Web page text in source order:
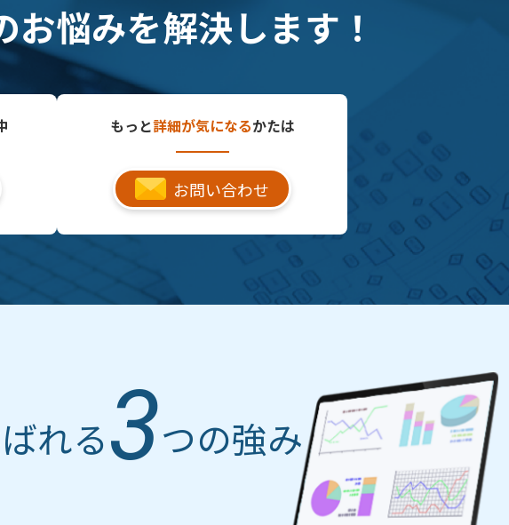
悩みを解決します！
もっと詳細が気になるかたは
お問い合わせ
れる3つの強み